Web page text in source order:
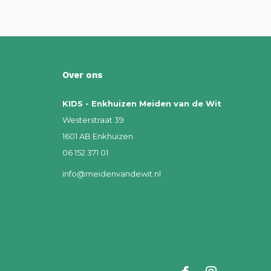
Over ons
KIDS - Enkhuizen Meiden van de Wit
Westerstraat 39
1601 AB Enkhuizen
06 152 371 01
info@meidenvandewit.nl